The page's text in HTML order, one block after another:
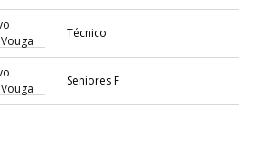
Técnico
Seniores F